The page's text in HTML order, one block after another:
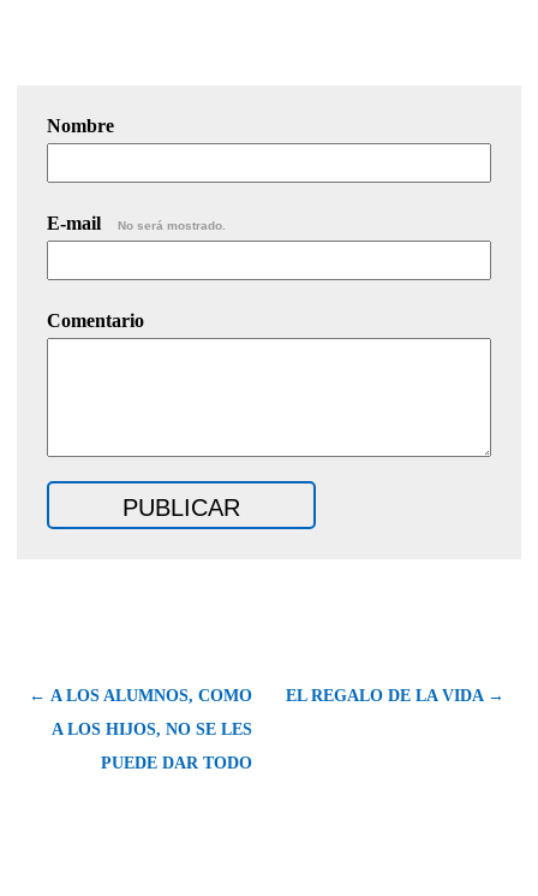
Nombre
E-mail No será mostrado.
Comentario
← A LOS ALUMNOS, COMO
A LOS HIJOS, NO SE LES
PUEDE DAR TODO
EL REGALO DE LA VIDA →